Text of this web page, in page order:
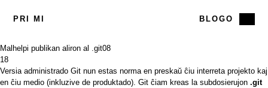
PRI MI BLOGO
Malhelpi publikan aliron al .git08
18
Versia administrado Git nun estas norma en preskaŭ ĉiu interreta projekto kaj
en ĉiu medio (inkluzive de produktado). Git ĉiam kreas la subdosierujon .git